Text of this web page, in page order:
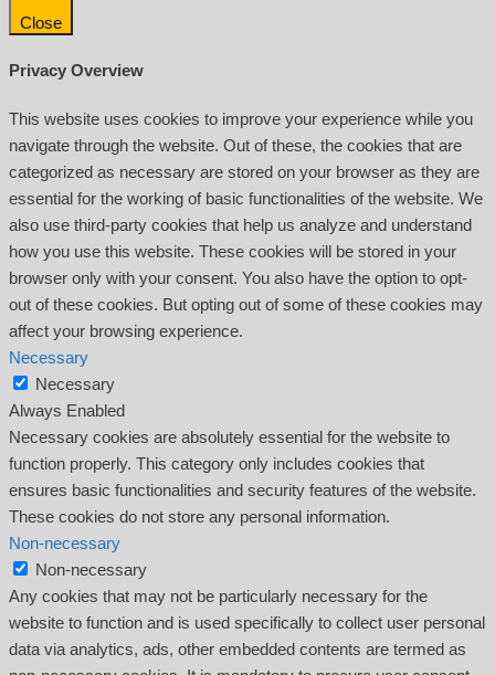
Close
Privacy Overview
This website uses cookies to improve your experience while you
navigate through the website. Out of these, the cookies that are
categorized as necessary are stored on your browser as they are
essential for the working of basic functionalities of the website. We
also use third-party cookies that help us analyze and understand
how you use this website. These cookies will be stored in your
browser only with your consent. You also have the option to opt-
out of these cookies. But opting out of some of these cookies may
affect your browsing experience.
Necessary
Necessary
Always Enabled
Necessary cookies are absolutely essential for the website to
function properly. This category only includes cookies that
ensures basic functionalities and security features of the website.
These cookies do not store any personal information.
Non-necessary
Non-necessary
Any cookies that may not be particularly necessary for the
website to function and is used specifically to collect user personal
data via analytics, ads, other embedded contents are termed as